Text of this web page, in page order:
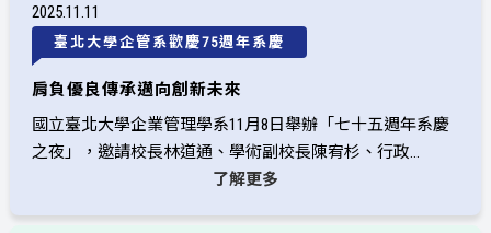
202511 11
臺北大學企管系歡慶75週年系慶
肩負優良傳承邁向創新未來
國立臺北大學企業管理學系11月8日舉辦「七十五週年系慶
之夜」，邀請校長林道通、學術副校長陳宥杉、行政...
了解更多